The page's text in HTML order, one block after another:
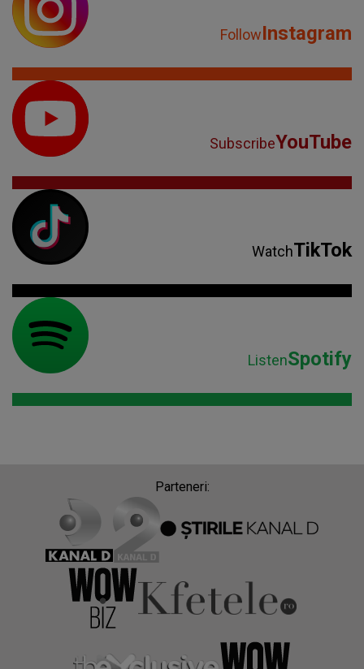
FollowInstagram
SubscribeYouTube
WatchTikTok
ListenSpotify
Parteneri: